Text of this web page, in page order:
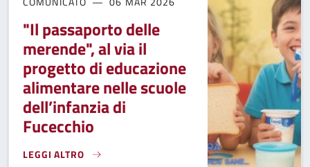
"Il passaporto delle
merende", al via il
progetto di educazione
alimentare nelle scuole
dell’infanzia di
Fucecchio
LEGGI ALTRO
"IL PASSAPORTO DELLE MERENDE", AL VIA IL PROGETTO